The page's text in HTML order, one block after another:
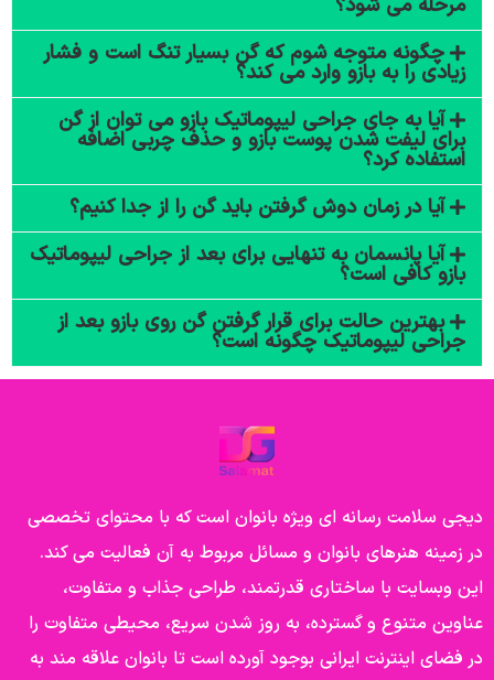
مرحله می شود؟
چگونه متوجه شوم که گن بسیار تنگ است و فشار
زیادی را به بازو وارد می کند؟
آیا به جای جراحی لیپوماتیک بازو می توان از گن
برای لیفت شدن پوست بازو و حذف چربی اضافه
استفاده کرد؟
آیا در زمان دوش گرفتن باید گن را از جدا کنیم؟
آیا پانسمان به تنهایی برای بعد از جراحی لیپوماتیک
بازو کافی است؟
بهترین حالت برای قرار گرفتن گن روی بازو بعد از
جراحی لیپوماتیک چگونه است؟
دیجی سلامت رسانه ای ویژه بانوان است که با محتوای تخصصی
در زمینه هنرهای بانوان و مسائل مربوط به آن فعالیت می کند.
این وبسایت با ساختاری قدرتمند، طراحی جذاب و متفاوت،
عناوین متنوع و گسترده، به روز شدن سریع، محیطی متفاوت را
در فضای اینترنت ایرانی بوجود آورده است تا بانوان علاقه مند به